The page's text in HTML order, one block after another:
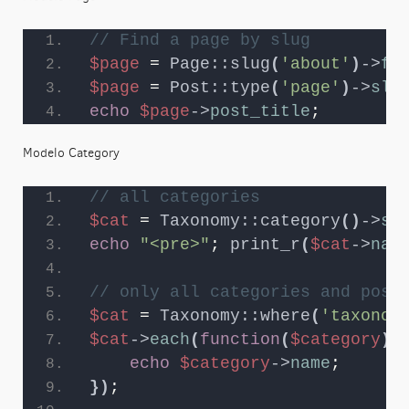
// Find a page by slug
$page = Page::slug ( 'about' ) ->
$page = Post::type ( 'page' ) ->
echo $page ->post_title ;
Modelo Category
// all categories
$cat = Taxonomy::category () ->
echo
"<pre>" ; print_r ($cat ->
// only all categories and
$cat = Taxonomy::where (
$cat ->each ( function ($category )
echo $category ->name ;
}) ;